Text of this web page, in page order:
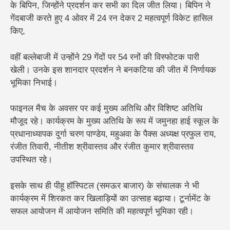
के बिपिन, जिन्होंने प्रदर्शन कर सभी का दिल जीत लिया। बिपिन ने
गेंदबाजी करते हुए 4 ओवर में 24 रन देकर 2 महत्वपूर्ण विकेट हासिल
किए,
वहीं बल्लेबाजी में उन्होंने 29 गेंदों पर 54 रनों की विस्फोटक पारी
खेली। उनके इस शानदार प्रदर्शन ने बनकटिया की जीत में निर्णायक
भूमिका निभाई।
फाइनल मैच के अवसर पर कई मुख्य अतिथि और विशिष्ट अतिथि
मौजूद रहे। कार्यक्रम के मुख्य अतिथि के रूप में जमुनहा हाई स्कूल के
प्रधानाध्यापक दुर्गा चरण पाण्डेय, महुअवा के पैक्स अध्यक्ष प्रफुल राय,
रंजीत तिवारी, नीतीश श्रीवास्तव और रंजीत कुमार श्रीवास्तव
उपस्थित रहे।
इसके साथ ही पीहू हॉस्पिटल (समऊर बाजार) के संचालक ने भी
कार्यक्रम में शिरकत कर खिलाड़ियों का उत्साह बढ़ाया।टूर्नामेंट के
सफल आयोजन में आयोजन समिति की महत्वपूर्ण भूमिका रही।